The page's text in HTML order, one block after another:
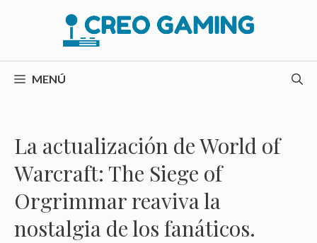
MENÚ
La actualización de World of
Warcraft: The Siege of
Orgrimmar reaviva la
nostalgia de los fanáticos.